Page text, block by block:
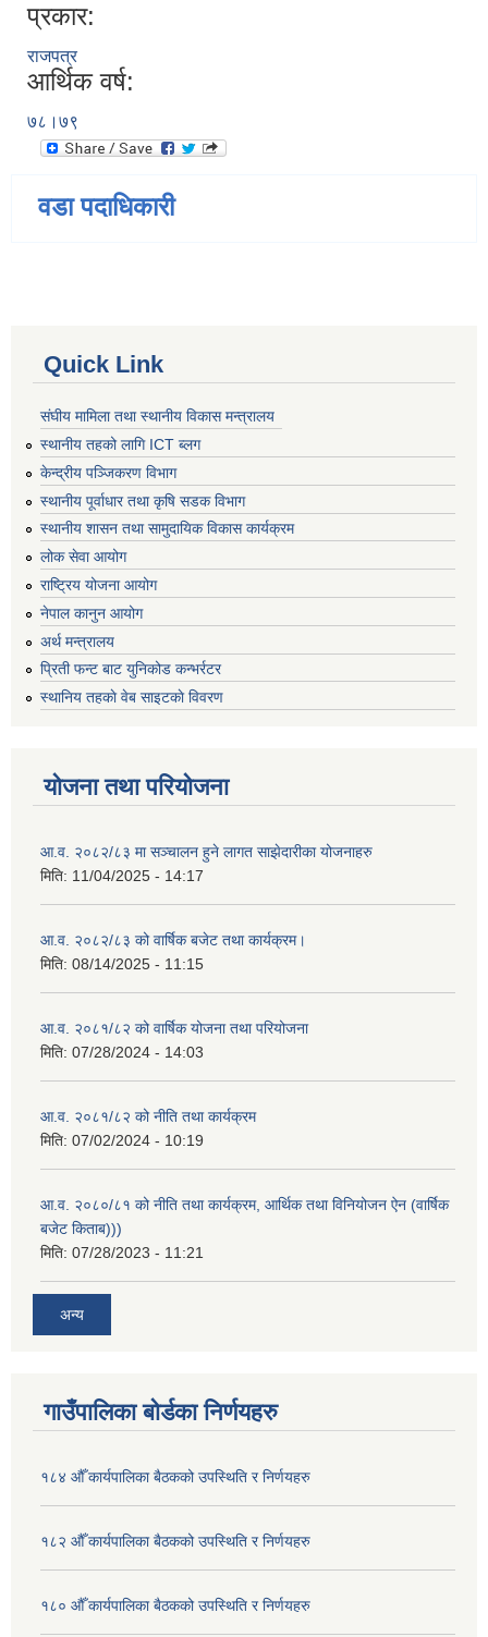
प्रकार:
राजपत्र
आर्थिक वर्ष:
७८।७९
वडा पदाधिकारी
Quick Link
संघीय मामिला तथा स्थानीय विकास मन्त्रालय
स्थानीय तहको लागि ICT ब्लग
केन्द्रीय पञ्जिकरण विभाग
स्थानीय पूर्वाधार तथा कृषि सडक विभाग
स्थानीय शासन तथा सामुदायिक विकास कार्यक्रम
लोक सेवा आयोग
राष्ट्रिय योजना आयोग
नेपाल कानुन आयोग
अर्थ मन्त्रालय
प्रिती फन्ट बाट युनिकोड कन्भर्रटर
स्थानिय तहकाे वेब साइटकाे विवरण
योजना तथा परियोजना
आ.व. २०८२/८३ मा सञ्चालन हुने लागत साझेदारीका योजनाहरु
मिति: 11/04/2025 - 14:17
आ.व. २०८२/८३ को वार्षिक बजेट तथा कार्यक्रम।
मिति: 08/14/2025 - 11:15
आ.व. २०८१/८२ को वार्षिक योजना तथा परियोजना
मिति: 07/28/2024 - 14:03
आ.व. २०८१/८२ को नीति तथा कार्यक्रम
मिति: 07/02/2024 - 10:19
आ.व. २०८०/८१ को नीति तथा कार्यक्रम, आर्थिक तथा विनियोजन ऐन (वार्षिक
बजेट किताब)))
मिति: 07/28/2023 - 11:21
अन्य
गाउँपालिका बोर्डका निर्णयहरु
१८४ औँ कार्यपालिका बैठकको उपस्थिति र निर्णयहरु
१८२ औँ कार्यपालिका बैठकको उपस्थिति र निर्णयहरु
१८० औँ कार्यपालिका बैठकको उपस्थिति र निर्णयहरु